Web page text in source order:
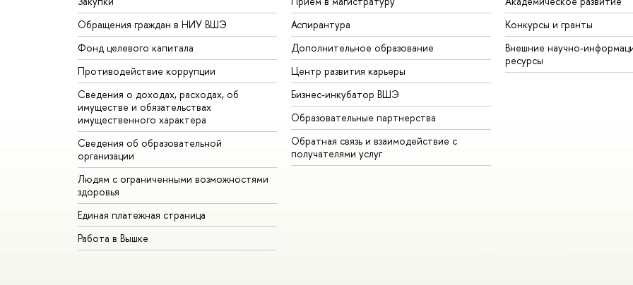
Обращения граждан в НИУ ВШЭ
Фонд целевого капитала
Противодействие коррупции
Сведения о доходах, расходах, об
имуществе и обязательствах
имущественного характера
Сведения об образовательной
организации
Людям с ограниченными возможностями
здоровья
Единая платежная страница
Работа в Вышке
Аспирантура
Дополнительное образование
Центр развития карьеры
Бизнес-инкубатор ВШЭ
Образовательные партнерства
Обратная связь и взаимодействие с
получателями услуг
Конкурсы и гранты
Внешние научно-
ресурсы